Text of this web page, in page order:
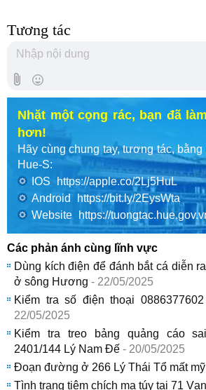
Tương tác
Nhặt một cọng rác, bạn đã
hơn!
Hãy cùng chung tay, tương tác,
Hue-S:
IOS
https://apple.co/2Lj5HuL
Android
https://bit.ly/2EysWta
Website
https://
Các phản ánh cùng lĩnh vực
Dùng kích điện để đánh bắt cá diễn
ở sông Hương - 22/05/2025
Kiểm tra số điện thoại
22/05/2025
Kiểm tra treo bảng quảng cáo
2401/144 Lý Nam Đế - 20/05/2025
Đoạn đường ở 266 Lý Thái Tổ mất
Tình trạng tiêm chích ma túy tại 71